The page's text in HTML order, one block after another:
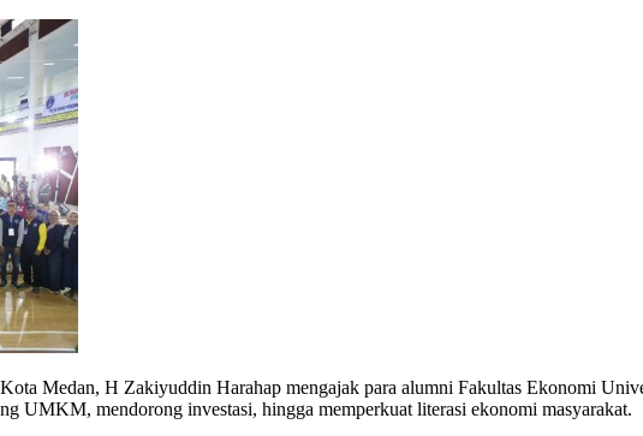
Medan, H Zakiyuddin Harahap mengajak para alumni Fakultas Ekonomi
UMKM, mendorong investasi, hingga memperkuat literasi ekonomi masyarakat.